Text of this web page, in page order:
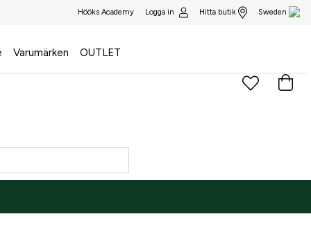
Hööks Academy Logga in Hitta butik Sweden
Varumärken OUTLET